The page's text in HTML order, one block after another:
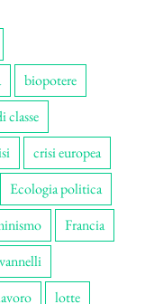
biopotere
classe
crisi europea
Ecologia politica
Francia
lotte